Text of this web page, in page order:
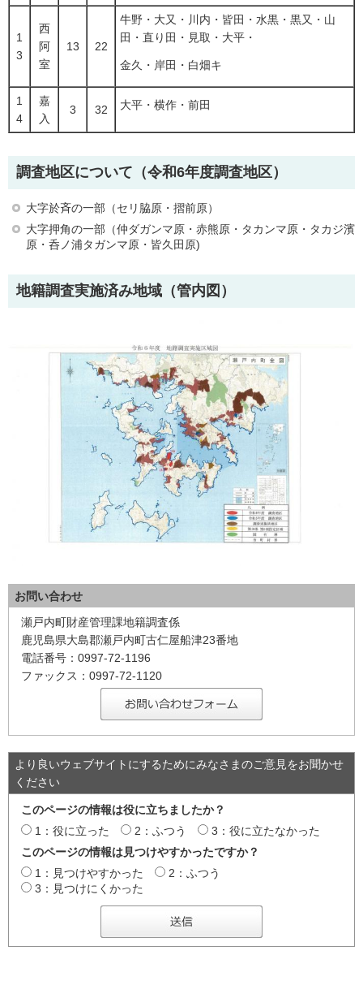
1
3
西
阿
室
13 22
牛野・大又・川内・皆田・水黒・黒又・山
田・直り田・見取・大平・
金久・岸田・白畑キ
1
4
嘉
入
3 32 大平・横作・前田
調査地区について（令和6年度調査地区）
大字於斉の一部（セリ脇原・摺前原）
大字押角の一部（仲ダガンマ原・赤熊原・タカンマ原・タカジ濱
原・呑ノ浦タガンマ原・皆久田原)
地籍調査実施済み地域（管内図）
お問い合わせ
瀬戸内町財産管理課地籍調査係
鹿児島県大島郡瀬戸内町古仁屋船津23番地
電話番号：0997-72-1196
ファックス：0997-72-1120
より良いウェブサイトにするためにみなさまのご意見をお聞かせ
ください
このページの情報は役に立ちましたか？
1：役に立った
2：ふつう
3：役に立たなかった
このページの情報は見つけやすかったですか？
1：見つけやすかった
2：ふつう
3：見つけにくかった